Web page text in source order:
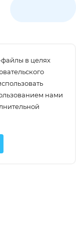
в целях
нами